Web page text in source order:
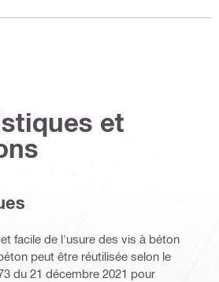
et
facile de l'usure des vis à béton
peut être réutilisée selon le
du 21 décembre 2021 pour